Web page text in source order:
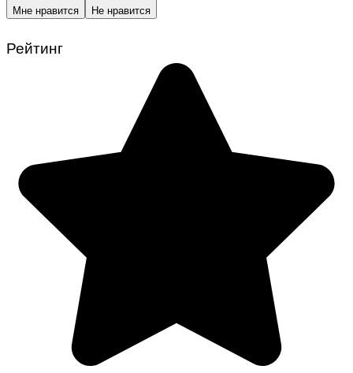
Мне нравится Не нравится
Рейтинг